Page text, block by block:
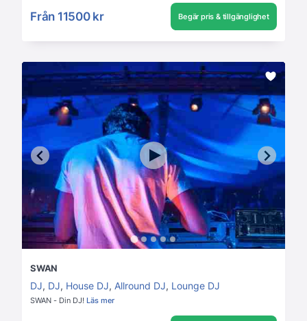
Från 11500 kr Begär pris & tillgänglighet
SWAN
DJ, DJ, House DJ, Allround DJ, Lounge DJ
SWAN - Din DJ! Läs mer